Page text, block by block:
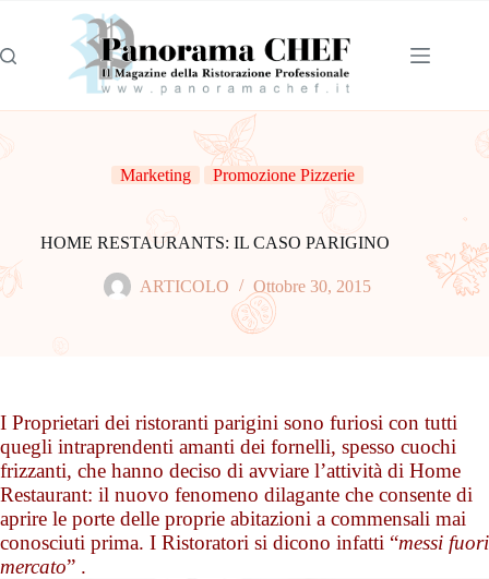
Marketing Promozione Pizzerie
HOME RESTAURANTS: IL CASO PARIGINO
ARTICOLO Ottobre 30, 2015
I Proprietari dei ristoranti parigini sono furiosi con tutti
quegli intraprendenti amanti dei fornelli, spesso cuochi
frizzanti, che hanno deciso di avviare l’attività di Home
Restaurant: il nuovo fenomeno dilagante che consente di
aprire le porte delle proprie abitazioni a commensali mai
conosciuti prima. I Ristoratori si dicono infatti “messi fuori
mercato” .